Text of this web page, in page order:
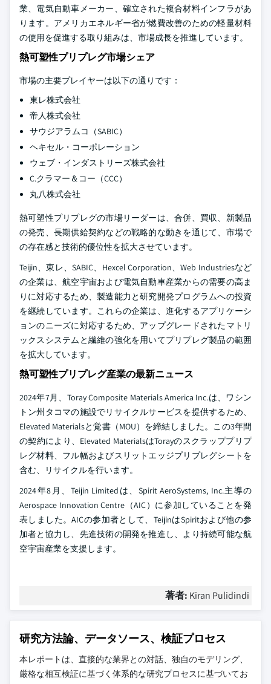
業、電気自動車メーカー、確立された複合材料インフラがあ
ります。アメリカエネルギー省が燃費改善のための軽量材料
の使用を促進する取り組みは、市場成長を推進しています。
熱可塑性プリプレグ市場シェア
市場の主要プレイヤーは以下の通りです：
東レ株式会社
帝人株式会社
サウジアラムコ（SABIC）
ヘキセル・コーポレーション
ウェブ・インダストリーズ株式会社
C.クラマー＆コー（CCC）
丸八株式会社
熱可塑性プリプレグの市場リーダーは、合併、買収、新製品
の発売、長期供給契約などの戦略的な動きを通じて、市場で
の存在感と技術的優位性を拡大させています。
Teijin、東レ、SABIC、Hexcel Corporation、Web Industriesなど
の企業は、航空宇宙および電気自動車産業からの需要の高ま
りに対応するため、製造能力と研究開発プログラムへの投資
を継続しています。これらの企業は、進化するアプリケーシ
ョンのニーズに対応するため、アップグレードされたマトリ
ックスシステムと繊維の強化を用いてプリプレグ製品の範囲
を拡大しています。
熱可塑性プリプレグ産業の最新ニュース
2024年7月、Toray Composite Materials America Inc.は、ワシン
トン州タコマの施設でリサイクルサービスを提供するため、
Elevated Materialsと覚書（MOU）を締結しました。この3年間
の契約により、Elevated MaterialsはTorayのスクラッププリプ
レグ材料、フル幅およびスリットエッジプリプレグシートを
含む、リサイクルを行います。
2024年8月、Teijin Limitedは、Spirit AeroSystems, Inc.主導の
Aerospace Innovation Centre（AIC）に参加していることを発
表しました。AICの参加者として、TeijinはSpiritおよび他の参
加者と協力し、先進技術の開発を推進し、より持続可能な航
空宇宙産業を支援します。
著者: Kiran Pulidindi
研究方法論、データソース、検証プロセス
本レポートは、直接的な業界との対話、独自のモデリング、
厳格な相互検証に基づく体系的な研究プロセスに基づいてお